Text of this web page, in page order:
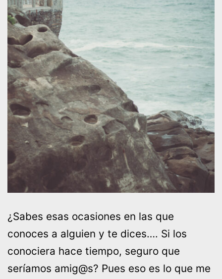
¿Sabes esas ocasiones en las que
conoces a alguien y te dices…. Si los
conociera hace tiempo, seguro que
seríamos amig@s? Pues eso es lo que me